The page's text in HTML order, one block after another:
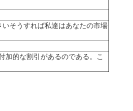
そうすれば私達はあなたの市場
加的な割引があるのである。こ